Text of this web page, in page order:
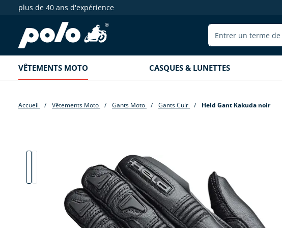
Aller à la navigation principale
plus de 40 ans d'expérience
VÊTEMENTS MOTO CASQUES & LUNETTES
Accueil Vêtements Moto Gants Moto Gants Cuir Held Gant Kakuda noir
Passer la galerie d'images